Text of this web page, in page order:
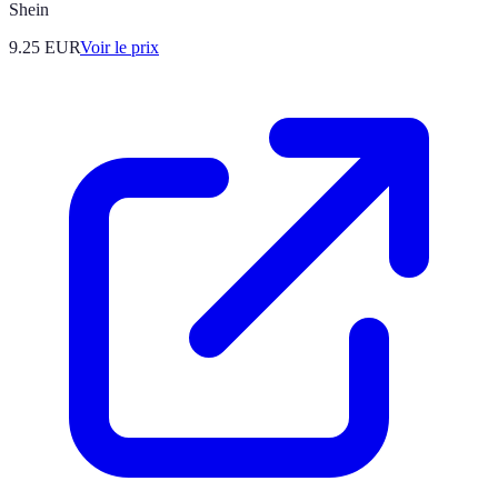
Shein
9.25 EURVoir le prix